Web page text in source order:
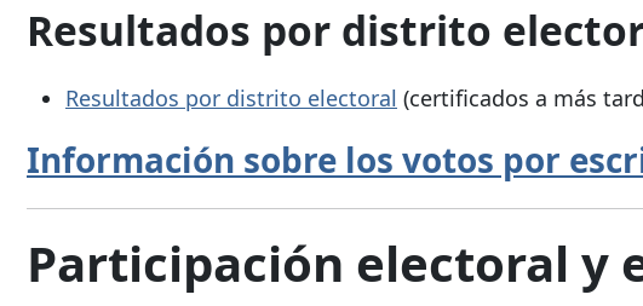
Resultados por distrito
Resultados por distrito electoral (certificados a más
Información sobre los votos por
Participación electoral y